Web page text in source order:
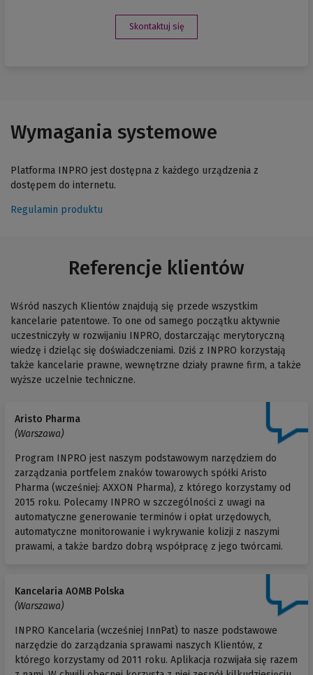
Skontaktuj się
Wymagania systemowe
Platforma INPRO jest dostępna z każdego urządzenia z
dostępem do internetu.
Regulamin produktu
Referencje klientów
Wśród naszych Klientów znajdują się przede wszystkim
kancelarie patentowe. To one od samego początku aktywnie
uczestniczyły w rozwijaniu INPRO, dostarczając merytoryczną
wiedzę i dzieląc się doświadczeniami. Dziś z INPRO korzystają
także kancelarie prawne, wewnętrzne działy prawne firm, a także
wyższe uczelnie techniczne.
Aristo Pharma
(Warszawa)
Program INPRO jest naszym podstawowym narzędziem do
zarządzania portfelem znaków towarowych spółki Aristo
Pharma (wcześniej: AXXON Pharma), z którego korzystamy od
2015 roku. Polecamy INPRO w szczególności z uwagi na
automatyczne generowanie terminów i opłat urzędowych,
automatyczne monitorowanie i wykrywanie kolizji z naszymi
prawami, a także bardzo dobrą współpracę z jego twórcami.
Kancelaria AOMB Polska
(Warszawa)
INPRO Kancelaria (wcześniej InnPat) to nasze podstawowe
narzędzie do zarządzania sprawami naszych Klientów, z
którego korzystamy od 2011 roku. Aplikacja rozwijała się razem